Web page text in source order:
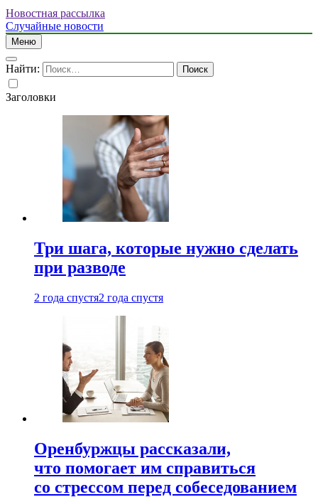
Новостная рассылка
Случайные новости
Меню
Найти:
Заголовки
Три шага, которые нужно сделать
при разводе
2 года спустя2 года спустя
Оренбуржцы рассказали,
что помогает им справиться
со стрессом перед собеседованием